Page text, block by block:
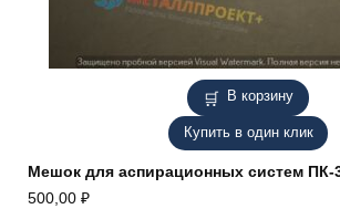
В корзину
Купить в один клик
Мешок для аспирационных систем ПК-
500,00 ₽